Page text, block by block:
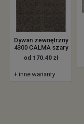
Dywan zewnętrzny
4300 CALMA szary
od 170.40 zł
+ inne warianty